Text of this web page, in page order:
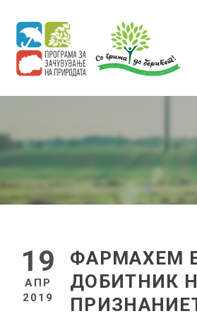
19
АПР
2019
ФАРМАХЕМ
ДОБИТНИК